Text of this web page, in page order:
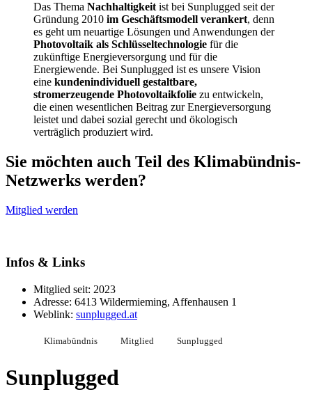
Das Thema Nachhaltigkeit ist bei Sunplugged seit der
Gründung 2010 im Geschäftsmodell verankert, denn
es geht um neuartige Lösungen und Anwendungen der
Photovoltaik als Schlüsseltechnologie für die
zukünftige Energieversorgung und für die
Energiewende. Bei Sunplugged ist es unsere Vision
eine kundenindividuell gestaltbare,
stromerzeugende Photovoltaikfolie zu entwickeln,
die einen wesentlichen Beitrag zur Energieversorgung
leistet und dabei sozial gerecht und ökologisch
verträglich produziert wird.
Sie möchten auch Teil des Klimabündnis-
Netzwerks werden?
Mitglied werden
Infos & Links
Mitglied seit: 2023
Adresse: 6413 Wildermieming, Affenhausen 1
Weblink: sunplugged.at
Klimabündnis Mitglied Sunplugged
Sunplugged